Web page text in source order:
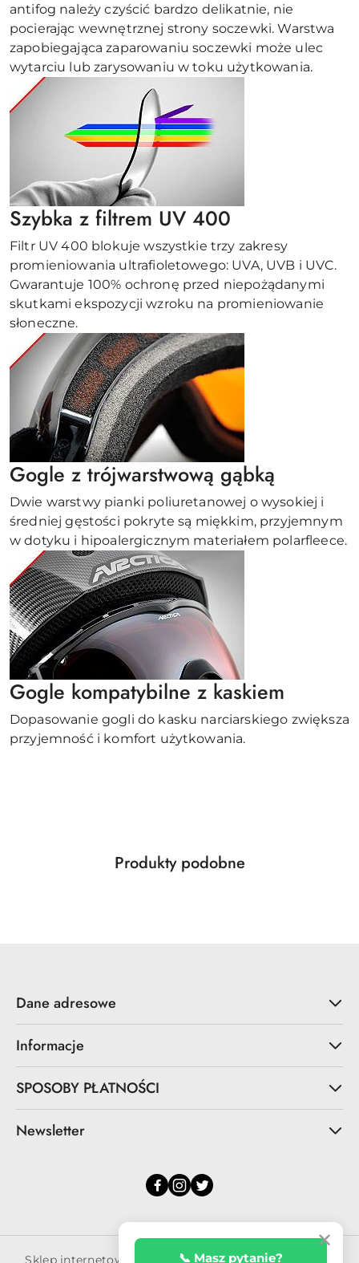
✕
📞 Masz pytanie?
antifog należy czyścić bardzo delikatnie, nie
pocierając wewnętrznej strony soczewki. Warstwa
zapobiegająca zaparowaniu soczewki może ulec
wytarciu lub zarysowaniu w toku użytkowania.
Szybka z filtrem UV 400
Filtr UV 400 blokuje wszystkie trzy zakresy
promieniowania ultrafioletowego: UVA, UVB i UVC.
Gwarantuje 100% ochronę przed niepożądanymi
skutkami ekspozycji wzroku na promieniowanie
słoneczne.
Gogle z trójwarstwową gąbką
Dwie warstwy pianki poliuretanowej o wysokiej i
średniej gęstości pokryte są miękkim, przyjemnym
w dotyku i hipoalergicznym materiałem polarfleece.
Gogle kompatybilne z kaskiem
Dopasowanie gogli do kasku narciarskiego zwiększa
przyjemność i komfort użytkowania.
Pomiń karuzelę produktów
Produkty
Produkty podobne
Dane adresowe
Informacje
SPOSOBY PŁATNOŚCI
Newsletter
Sklep internetowy na oprogramowaniu Sky-Shop.pl